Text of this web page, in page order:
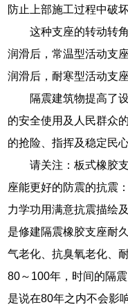
防止上部施工过程中破
这种支座的转动转
润滑后，常温型活动支
润滑后，耐寒型活动支
隔震建筑物提高了
的安全使用及人民群众
的抢险、指挥及稳定民
请关注：板式橡胶
座能更好的防震的抗震
力学功用满意抗震描绘
是修建隔震橡胶支座耐
气老化、抗臭氧老化、
80～100年，时间的隔
是说在80年之内不会影